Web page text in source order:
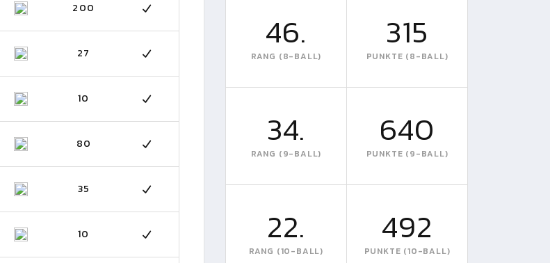
200
27
10
80
35
10
46.
RANG (8-BALL)
315
PUNKTE (8-BALL)
34.
RANG (9-BALL)
640
PUNKTE (9-BALL)
22.
RANG (10-BALL)
492
PUNKTE (10-BALL)